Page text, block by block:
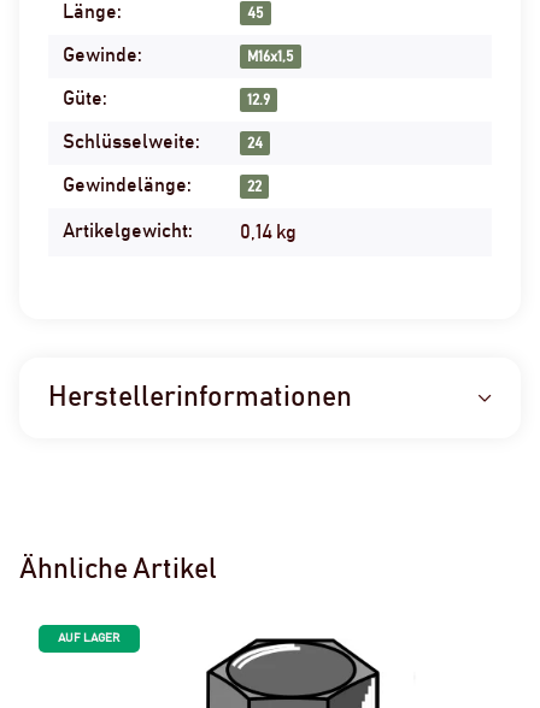
Produkteigenschaft
Wert
Länge: 45
Gewinde: M16x1,5
Güte: 12.9
Schlüsselweite: 24
Gewindelänge: 22
Artikelgewicht: 0,14 kg
Herstellerinformationen
Ähnliche Artikel
AUF LAGER